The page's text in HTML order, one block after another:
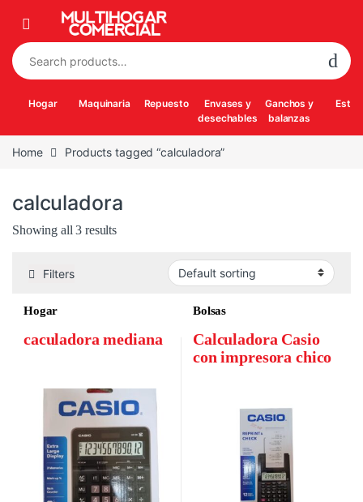
Skip to navigation
Skip to content
Search for:
Hogar Maquinaria Repuesto
Envases y
desechables
Ganchos y
balanzas
Home Products tagged “calculadora”
calculadora
Showing all 3 results
Filters
Hogar
caculadora mediana
Bolsas
Calculadora Casio
con impresora chico